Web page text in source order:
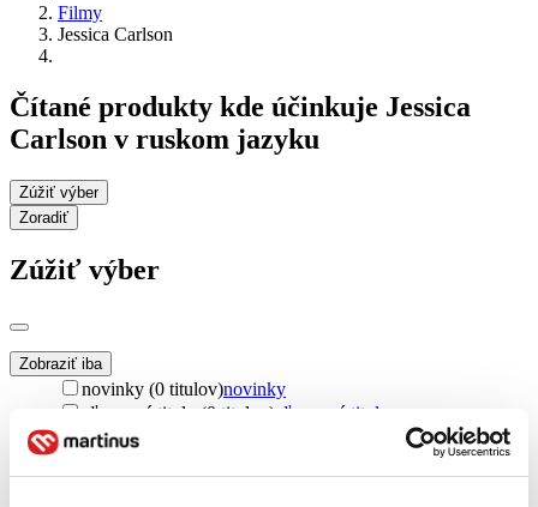
Filmy
Jessica Carlson
Čítané produkty kde účinkuje Jessica
Carlson v ruskom jazyku
Zúžiť výber
Zoradiť
Zúžiť výber
Zobraziť iba
novinky (0 titulov)novinky
zľavnené tituly (0 titulov) zľavnené tituly
Dostupnosť
na centrálnom sklade (0 titulov)na centrálnom sklade